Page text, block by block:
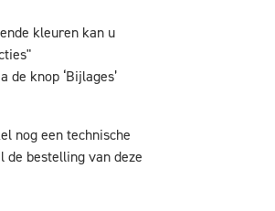
kleuren kan u
knop ‘Bijlages’
nog een technische
de bestelling van deze